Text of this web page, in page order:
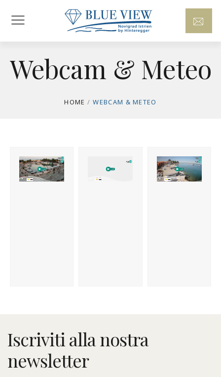
Webcam & Meteo
HOME / WEBCAM & METEO
Iscriviti alla nostra
newsletter